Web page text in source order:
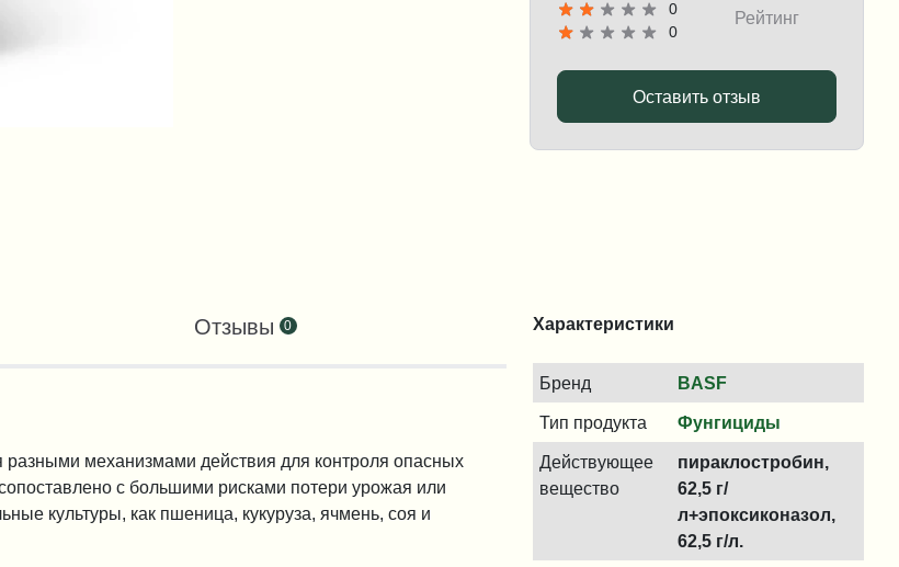
0
0
Рейтинг
Оставить отзыв
Характеристики
Бренд BASF
Тип продукта Фунгициды
Действующее
вещество
пираклостробин,
62,5 г/
л+эпоксиконазол,
62,5 г/л.
Отзывы 0
механизмами действия для контроля опасных
с большими рисками потери урожая или
культуры, как пшеница, кукуруза, ячмень, соя и